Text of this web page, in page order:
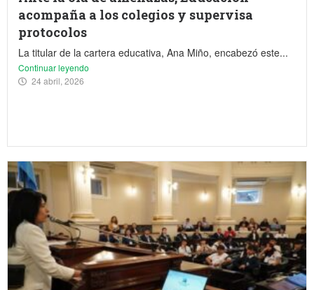
acompaña a los colegios y supervisa
protocolos
La titular de la cartera educativa, Ana Miño, encabezó este...
Continuar leyendo
24 abril, 2026